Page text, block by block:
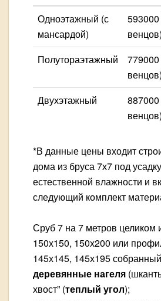
Одноэтажный (с
мансардой)
венцов)
Полутораэтажный
венцов)
Двухэтажный
венцов)
*В данные цены входит
дома из бруса 7х7 под
естественной влажности и
следующий комплект
Сруб 7 на 7 метров целиком
150х150, 150х200 или
145х145, 145х195
деревянные нагеля
хвост” (теплый угол);